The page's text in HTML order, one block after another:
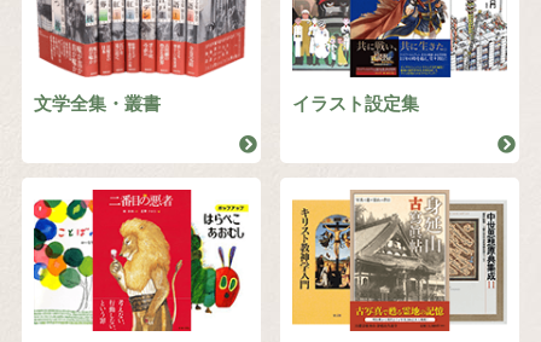
文学全集・叢書 イラスト設定集